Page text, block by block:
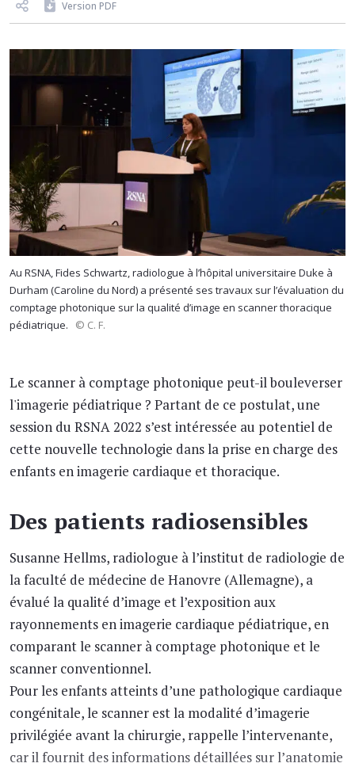
Version PDF
Au RSNA, Fides Schwartz, radiologue à l’hôpital universitaire Duke à
Durham (Caroline du Nord) a présenté ses travaux sur l’évaluation du
comptage photonique sur la qualité d’image en scanner thoracique
pédiatrique.
© C. F.
Le scanner à comptage photonique peut-il bouleverser
l'imagerie pédiatrique ? Partant de ce postulat, une
session du RSNA 2022 s’est intéressée au potentiel de
cette nouvelle technologie dans la prise en charge des
enfants en imagerie cardiaque et thoracique.
Des patients radiosensibles
Susanne Hellms, radiologue à l’institut de radiologie de
la faculté de médecine de Hanovre (Allemagne), a
évalué la qualité d’image et l’exposition aux
rayonnements en imagerie cardiaque pédiatrique, en
comparant le scanner à comptage photonique et le
scanner conventionnel.
Pour les enfants atteints d’une pathologique cardiaque
congénitale, le scanner est la modalité d’imagerie
privilégiée avant la chirurgie, rappelle l’intervenante,
car il fournit des informations détaillées sur l’anatomie